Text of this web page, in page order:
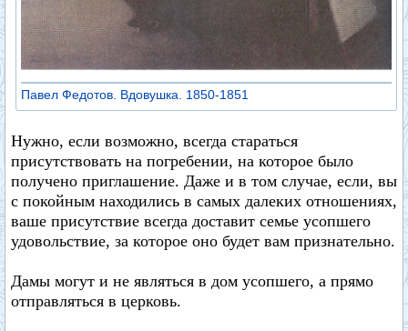
Павел Федотов. Вдовушка. 1850-1851
Нужно, если возможно, всегда стараться
присутствовать на погребении, на которое было
получено приглашение. Даже и в том случае, если, вы
с покойным находились в самых далеких отношениях,
ваше присутствие всегда доставит семье усопшего
удовольствие, за которое оно будет вам признательно.
Дамы могут и не являться в дом усопшего, а прямо
отправляться в церковь.